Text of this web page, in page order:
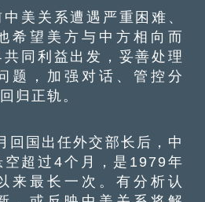
关系遭遇严重困难、
希望美方与中方相向而
同利益出发，妥善处理
题，加强对话、管控分
归正轨。
国出任外交部长后，中
空超过4个月，是1979年
来最长一次。有分析认